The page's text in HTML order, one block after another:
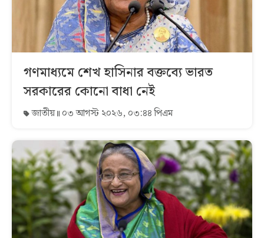
গণমাধ্যমে শেখ হাসিনার বক্তব্যে ভারত
সরকারের কোনো বাধা নেই
জাতীয় ০৩ আগস্ট ২০২৬, ০৩:৪৪ পিএম